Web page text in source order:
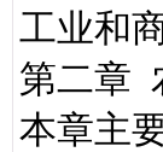
工业和
第二章
本章主